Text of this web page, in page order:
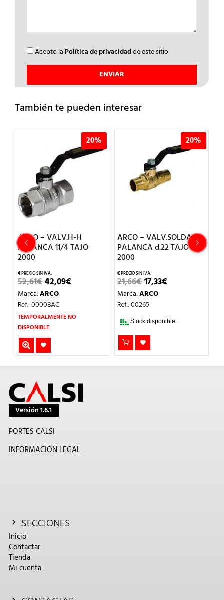
Acepto la Política de privacidadde este sitio
También te pueden interesar
20%
ARCO – VALV.H-H
PALANCA 11/4 TAJO
2000
52,61€EL
PRECIO
ORIGINAL
ERA:
52,61€.
42,09€
42,09€.
Marca:ARCO
Ref.: 00008AC
TEMPORALMENTE NO
DISPONIBLE
20%
ARCO – VALV.SOLDAR
PALANCA d.22 TAJO
2000
21,66€EL
PRECIO
ORIGINAL
ERA:
17,33€
Marca:ARCO
Ref.: 00265
Stock disponible.
Versión 1.6.1
PORTES CALSI
INFORMACIÓN LEGAL
SECCIONES
Inicio
Contactar
Tienda
Mi cuenta